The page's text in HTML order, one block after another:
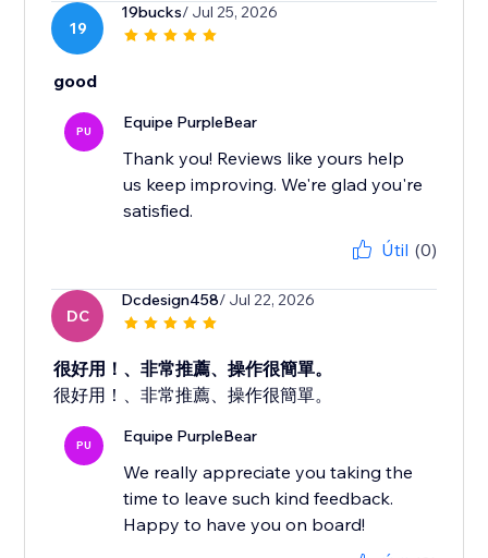
19
19bucks/ Jul 25, 2026
good
PU Equipe PurpleBear
Thank you! Reviews like yours help
us keep improving. We're glad you're
satisfied.
Útil (0)
DC
Dcdesign458/ Jul 22, 2026
很好用！、非常推薦、操作很簡單。
很好用！、非常推薦、操作很簡單。
PU Equipe PurpleBear
We really appreciate you taking the
time to leave such kind feedback.
Happy to have you on board!